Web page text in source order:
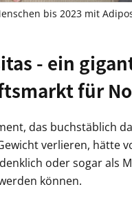
bis 2023 mit
- ein
für
das buchstäblich
verlieren, hätte
oder sogar als
können.